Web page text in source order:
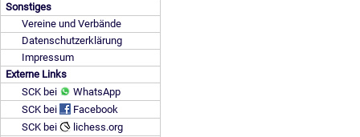
Sonstiges
Vereine und Verbände
Datenschutzerklärung
Impressum
Externe Links
SCK bei
WhatsApp
SCK bei
Facebook
SCK bei
lichess.org